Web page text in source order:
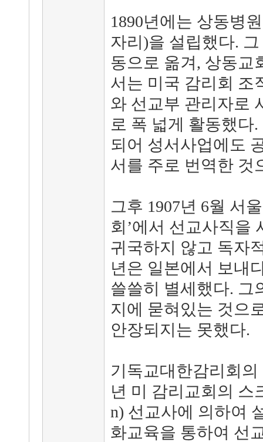
1890년에는 상동병
자리)을 설립했다.
동으로 옮겨, 상동교
서는 미국 감리회 조
와 선교부 관리자로
로 폭 넓게 활동했다
되어 성서사업에도
서를 주로 번역한 것
그후 1907년 6월 서
회’에서 선교사직을
귀국하지 않고 독자
년은 일본에서 보내
쓸쓸히 별세했다. 그
지에 묻혀있는 것으
안장되지는 못했다.
기독교대한감리회
년 미 감리교회의 스
n) 선교사에 의하여
화교육을 통하여 선